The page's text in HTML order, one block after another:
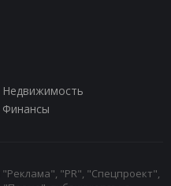
Недвижимость
Финансы
"PR", "Спецпроект",